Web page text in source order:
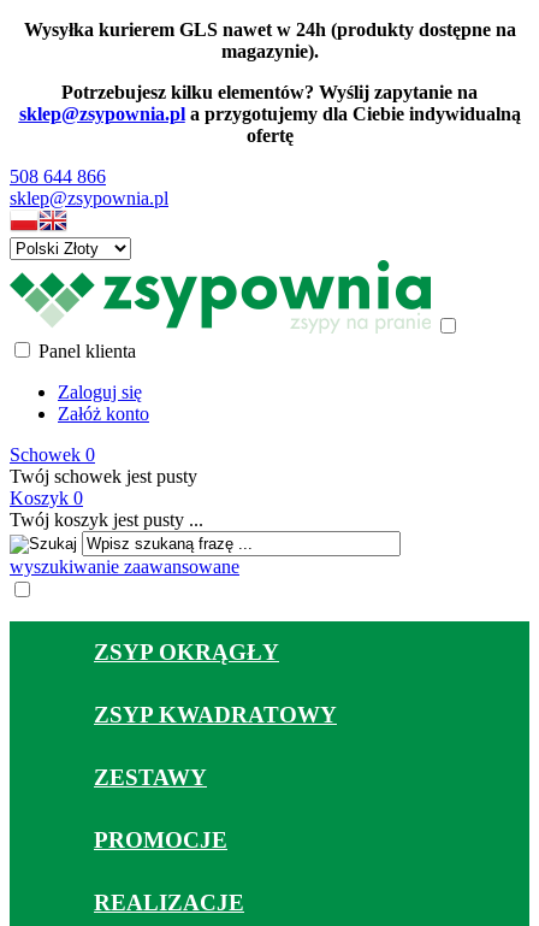
Wysyłka kurierem GLS nawet w 24h (produkty dostępne na
magazynie).
Potrzebujesz kilku elementów? Wyślij zapytanie na
sklep@zsypownia.pla przygotujemy dla Ciebie indywidualną
ofertę
508 644 866
sklep@zsypownia.pl
Panel klienta
Zaloguj się
Załóż konto
Schowek 0
Twój schowek jest pusty
Koszyk 0
Twój koszyk jest pusty ...
wyszukiwanie zaawansowane
ZSYP OKRĄGŁY
ZSYP KWADRATOWY
ZESTAWY
PROMOCJE
REALIZACJE